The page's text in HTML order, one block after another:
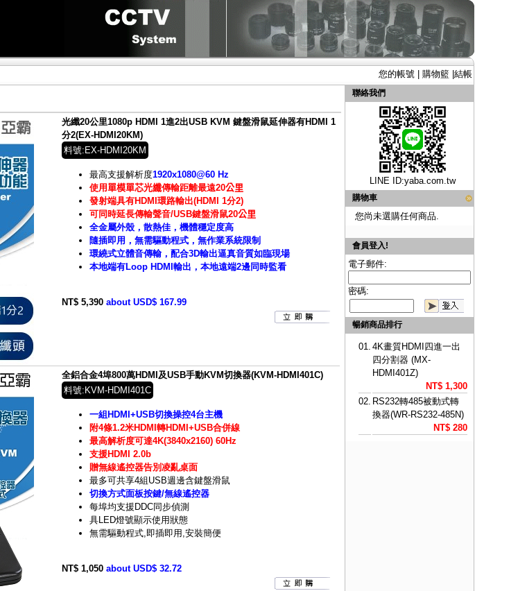
您的帳號| 購物籃| 結帳
光纖20公里1080p HDMI 1進2出USB KVM 鍵盤滑鼠延伸器有HDMI 1
分2(EX-HDMI20KM)
料號:EX-HDMI20KM
最高支援解析度1920x1080@60 Hz
使用單模單芯光纖傳輸距離最遠20公里
發射端具有HDMI環路輸出(HDMI 1分2)
可同時延長傳輸聲音/USB鍵盤滑鼠20公里
全金屬外殼，散熱佳，機體穩定度高
隨插即用，無需驅動程式，無作業系統限制
環繞式立體音傳輸，配合3D輸出逼真音質如臨現場
本地端有Loop HDMI輸出，本地遠端2邊同時監看
NT$ 5,390 about USD$ 167.99
全鋁合金4埠800萬HDMI及USB手動KVM切換器(KVM-HDMI401C)
料號:KVM-HDMI401C
一組HDMI+USB切換操控4台主機
附4條1.2米HDMI轉HDMI+USB合併線
最高解析度可達4K(3840x2160) 60Hz
支援HDMI 2.0b
贈無線遙控器告別凌亂桌面
最多可共享4組USB週邊含鍵盤滑鼠
切換方式面板按鍵/無線遙控器
每埠均支援DDC同步偵測
具LED燈號顯示使用狀態
無需驅動程式,即插即用,安裝簡便
NT$ 1,050 about USD$ 32.72
聯絡我們
LINE ID:yaba.com.tw
購物車
您尚未選購任何商品.
會員登入!
電子郵件:
密碼:
暢銷商品排行
01. 4K畫質HDMI四進一出
四分割器 (MX-
HDMI401Z)
NT$ 1,300
02. RS232轉485被動式轉
換器(WR-RS232-485N)
NT$ 280